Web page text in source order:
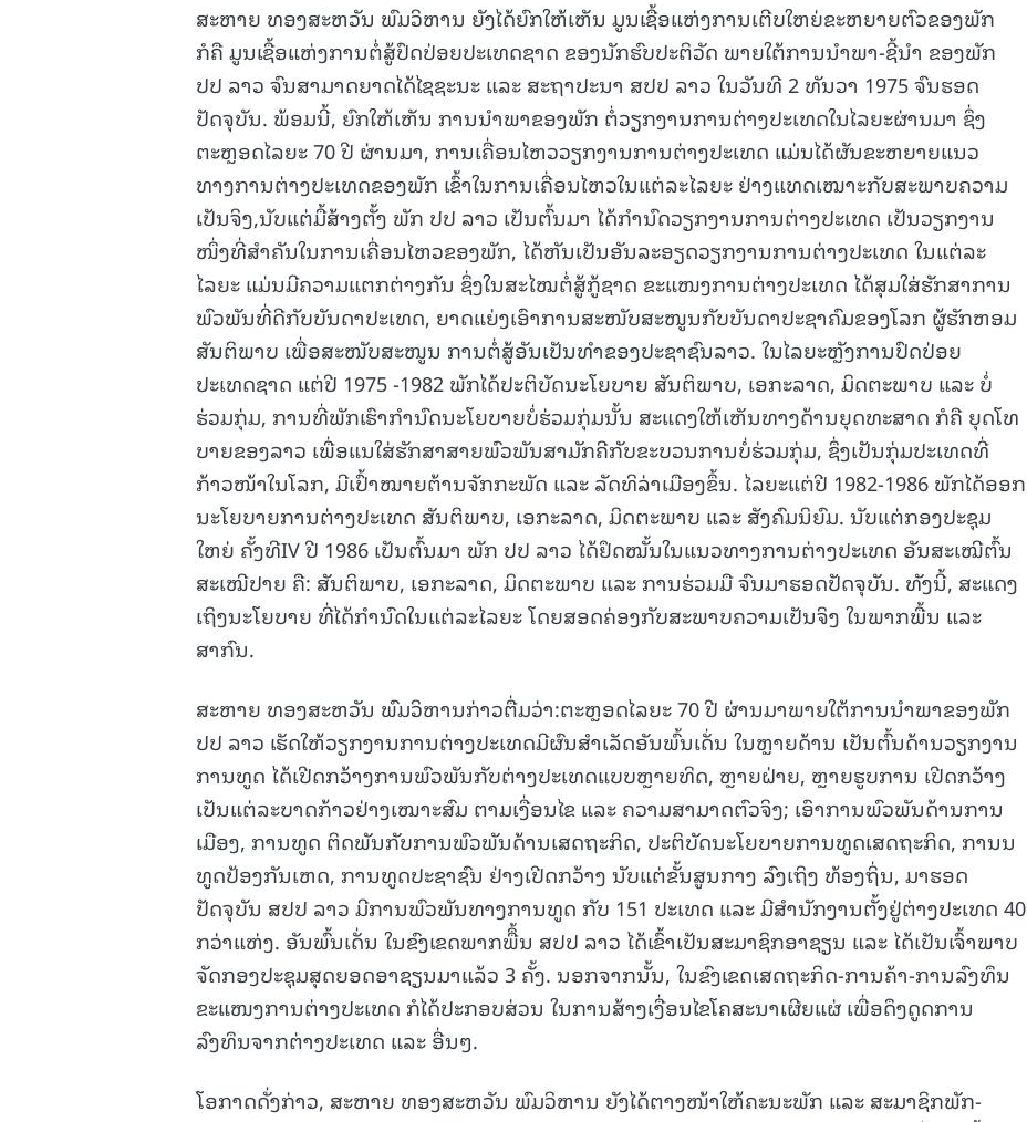
ສະຫາຍ ທອງສະຫວັນ ພົມວິຫານ ຍັງໄດ້ຍົກໃຫ້ເຫັນ ມູນເຊື້ອແຫ່ງການເຕີບໃຫຍ່ຂະຫຍາຍຕົວຂອງພັກ
ກໍຄື ມູນເຊື້ອແຫ່ງການຕໍ່ສູ້ປົດປ່ອຍປະເທດຊາດ ຂອງນັກຮົບປະຕິວັດ ພາຍໃຕ້ການນຳພາ-ຊີ້ນຳ ຂອງພັກ
ປປ ລາວ ຈົນສາມາດຍາດໄດ້ໄຊຊະນະ ແລະ ສະຖາປະນາ ສປປ ລາວ ໃນວັນທີ 2 ທັນວາ 1975 ຈົນຮອດ
ປັດຈຸບັນ. ພ້ອມນີ້, ຍົກໃຫ້ເຫັນ ການນໍາພາຂອງພັກ ຕໍ່ວຽກງານການຕ່າງປະເທດໃນໄລຍະຜ່ານມາ ຊຶ່ງ
ຕະຫຼອດໄລຍະ 70 ປີ ຜ່ານມາ, ການເຄື່ອນໄຫວວຽກງານການຕ່າງປະເທດ ແມ່ນໄດ້ຜັນຂະຫຍາຍແນວ
ທາງການຕ່າງປະເທດຂອງພັກ ເຂົ້າໃນການເຄື່ອນໄຫວໃນແຕ່ລະໄລຍະ ຢ່າງແທດເໝາະກັບສະພາບຄວາມ
ເປັນຈິງ,ນັບແຕ່ມື້ສ້າງຕັ້ງ ພັກ ປປ ລາວ ເປັນຕົ້ນມາ ໄດ້ກຳນົດວຽກງານການຕ່າງປະເທດ ເປັນວຽກງານ
ໜຶ່ງທີ່ສຳຄັນໃນການເຄື່ອນໄຫວຂອງພັກ, ໄດ້ຫັນເປັນອັນລະອຽດວຽກງານການຕ່າງປະເທດ ໃນແຕ່ລະ
ໄລຍະ ແມ່ນມີຄວາມແຕກຕ່າງກັນ ຊຶ່ງໃນສະໄໝຕໍ່ສູ້ກູ້ຊາດ ຂະແໜງການຕ່າງປະເທດ ໄດ້ສຸມໃສ່ຮັກສາການ
ພົວພັນທີ່ດີກັບບັນດາປະເທດ, ຍາດແຍ່ງເອົາການສະໜັບສະໜູນກັບບັນດາປະຊາຄົມຂອງໂລກ ຜູ້ຮັກຫອມ
ສັນຕິພາບ ເພື່ອສະໜັບສະໜູນ ການຕໍ່ສູ້ອັນເປັນທຳຂອງປະຊາຊົນລາວ. ໃນໄລຍະຫຼັງການປົດປ່ອຍ
ປະເທດຊາດ ແຕ່ປີ 1975 -1982 ພັກໄດ້ປະຕິບັດນະໂຍບາຍ ສັນຕິພາບ, ເອກະລາດ, ມິດຕະພາບ ແລະ ບໍ່
ຮ່ວມກຸ່ມ, ການທີ່ພັກເຮົາກໍານົດນະໂຍບາຍບໍ່ຮ່ວມກຸ່ມນັ້ນ ສະແດງໃຫ້ເຫັນທາງດ້ານຍຸດທະສາດ ກໍຄື ຍຸດໂທ
ບາຍຂອງລາວ ເພື່ອແນໃສ່ຮັກສາສາຍພົວພັນສາມັກຄີກັບຂະບວນການບໍ່ຮ່ວມກຸ່ມ, ຊຶ່ງເປັນກຸ່ມປະເທດທີ່
ກ້າວໜ້າໃນໂລກ, ມີເປົ້າໝາຍຕ້ານຈັກກະພັດ ແລະ ລັດທິລ່າເມືອງຂຶ້ນ. ໄລຍະແຕ່ປີ 1982-1986 ພັກໄດ້ອອກ
ນະໂຍບາຍການຕ່າງປະເທດ ສັນຕິພາບ, ເອກະລາດ, ມິດຕະພາບ ແລະ ສັງຄົມນິຍົມ. ນັບແຕ່ກອງປະຊຸມ
ໃຫຍ່ ຄັ້ງທີIV ປີ 1986 ເປັນຕົ້ນມາ ພັກ ປປ ລາວ ໄດ້ຢຶດໝັ້ນໃນແນວທາງການຕ່າງປະເທດ ອັນສະເໝີຕົ້ນ
ສະເໝີປາຍ ຄື: ສັນຕິພາບ, ເອກະລາດ, ມິດຕະພາບ ແລະ ການຮ່ວມມື ຈົນມາຮອດປັດຈຸບັນ. ທັງນີ້, ສະແດງ
ເຖິງນະໂຍບາຍ ທີ່ໄດ້ກຳນົດໃນແຕ່ລະໄລຍະ ໂດຍສອດຄ່ອງກັບສະພາບຄວາມເປັນຈິງ ໃນພາກພື້ນ ແລະ
ສາກົນ.
ສະຫາຍ ທອງສະຫວັນ ພົມວິຫານກ່າວຕື່ມວ່າ:ຕະຫຼອດໄລຍະ 70 ປີ ຜ່ານມາພາຍໃຕ້ການນຳພາຂອງພັກ
ປປ ລາວ ເຮັດໃຫ້ວຽກງານການຕ່າງປະເທດມີຜົນສຳເລັດອັນພົ້ນເດັ່ນ ໃນຫຼາຍດ້ານ ເປັນຕົ້ນດ້ານວຽກງານ
ການທູດ ໄດ້ເປີດກວ້າງການພົວພັນກັບຕ່າງປະເທດແບບຫຼາຍທິດ, ຫຼາຍຝ່າຍ, ຫຼາຍຮູບການ ເປີດກວ້າງ
ເປັນແຕ່ລະບາດກ້າວຢ່າງເໝາະສົມ ຕາມເງື່ອນໄຂ ແລະ ຄວາມສາມາດຕົວຈິງ; ເອົາການພົວພັນດ້ານການ
ເມືອງ, ການທູດ ຕິດພັນກັບການພົວພັນດ້ານເສດຖະກິດ, ປະຕິບັດນະໂຍບາຍການທູດເສດຖະກິດ, ການນ
ທູດປ້ອງກັນເຫດ, ການທູດປະຊາຊົນ ຢ່າງເປີດກວ້າງ ນັບແຕ່ຂັ້ນສູນກາງ ລົງເຖິງ ທ້ອງຖິ່ນ, ມາຮອດ
ປັດຈຸບັນ ສປປ ລາວ ມີການພົວພັນທາງການທູດ ກັບ 151 ປະເທດ ແລະ ມີສໍານັກງານຕັ້ງຢູ່ຕ່າງປະເທດ 40
ກວ່າແຫ່ງ. ອັນພົ້ນເດັ່ນ ໃນຂົງເຂດພາກພືຶ້ນ ສປປ ລາວ ໄດ້ເຂົ້າເປັນສະມາຊິກອາຊຽນ ແລະ ໄດ້ເປັນເຈົ້າພາບ
ຈັດກອງປະຊຸມສຸດຍອດອາຊຽນມາແລ້ວ 3 ຄັ້ງ. ນອກຈາກນັ້ນ, ໃນຂົງເຂດເສດຖະກິດ-ການຄ້າ-ການລົງທຶນ
ຂະແໜງການຕ່າງປະເທດ ກໍໄດ້ປະກອບສ່ວນ ໃນການສ້າງເງື່ອນໄຂໂຄສະນາເຜີຍແຜ່ ເພື່ອດຶງດູດການ
ລົງທຶນຈາກຕ່າງປະເທດ ແລະ ອື່ນໆ.
ໂອກາດດັ່ງກ່າວ, ສະຫາຍ ທອງສະຫວັນ ພົມວິຫານ ຍັງໄດ້ຕາງໜ້າໃຫ້ຄະນະພັກ ແລະ ສະມາຊິກພັກ-